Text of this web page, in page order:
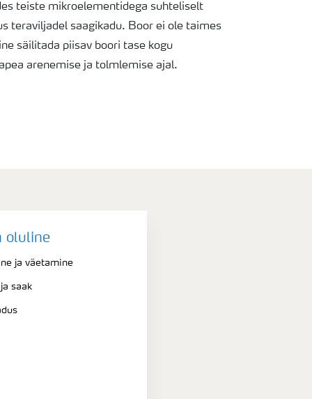
teiste mikroelementidega suhteliselt
teraviljadel saagikadu. Boor ei ole taimes
säilitada piisav boori tase kogu
arenemise ja tolmlemise ajal.
oluline
ja väetamine
saak